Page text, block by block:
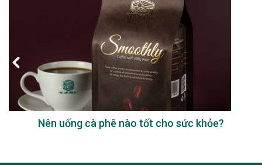
Nên uống cà phê nào tốt cho sức khỏe?